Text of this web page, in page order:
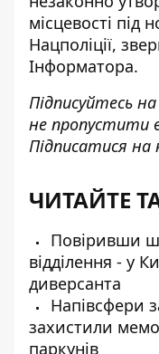
місцевості під
Нацполіції,
Інформатора.
Підписуйтесь
не пропустити
Підписатися
ЧИТАЙТЕ
Повіривши
відділення - у
диверсанта
Напівсфери
захистили
паркунів